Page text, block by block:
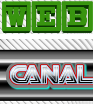
HOME
COMO ANUNCIAR
JORNAIS DO BRASIL
PODCAST/NOTÍCIAS